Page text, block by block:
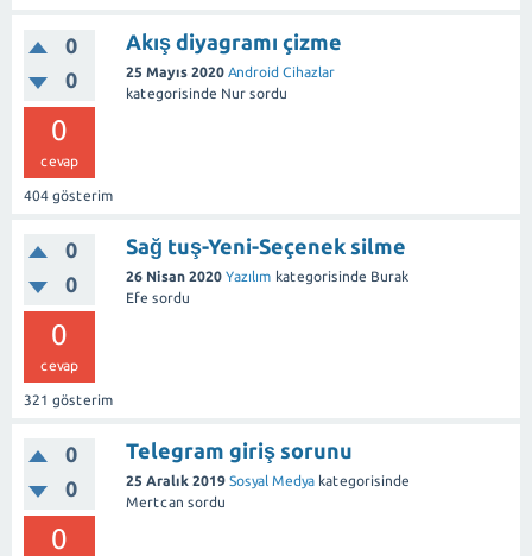
0
0
0
cevap
404 gösterim
Akış diyagramı çizme
25 Mayıs 2020 Android Cihazlar
kategorisinde Nur sordu
0
0
0
cevap
321 gösterim
Sağ tuş-Yeni-Seçenek silme
26 Nisan 2020 Yazılım kategorisinde Burak
Efe sordu
0
0
0
Telegram giriş sorunu
25 Aralık 2019 Sosyal Medya kategorisinde
Mertcan sordu